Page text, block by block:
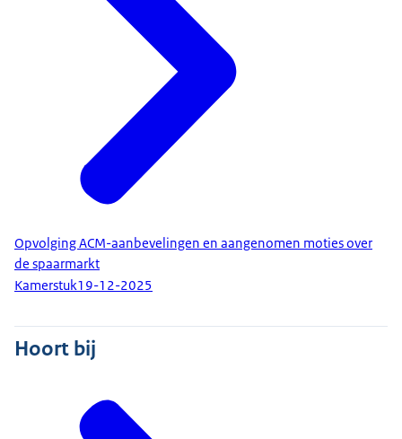
Opvolging ACM-aanbevelingen en aangenomen moties over
de spaarmarkt
Kamerstuk19-12-2025
Hoort bij